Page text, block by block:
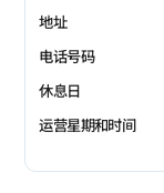
地址
电话号码
休息日
运营星期和时间